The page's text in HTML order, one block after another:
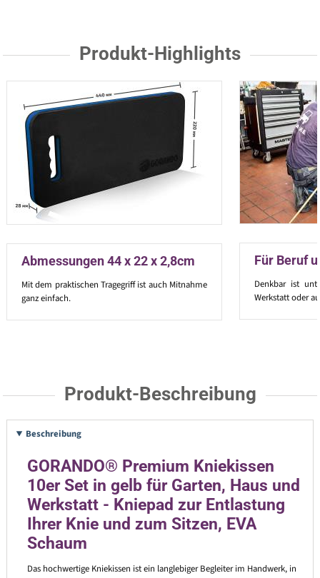
Produkt-Highlights
Abmessungen 44 x 22 x 2,8cm
Mit dem praktischen Tragegriff ist auch Mitnahme
ganz einfach.
Für Beruf
Denkbar ist
Werkstatt oder
Produkt-Beschreibung
Beschreibung
GORANDO® Premium Kniekissen
10er Set in gelb für Garten, Haus und
Werkstatt - Kniepad zur Entlastung
Ihrer Knie und zum Sitzen, EVA
Schaum
Das hochwertige Kniekissen ist ein langlebiger Begleiter im Handwerk, in